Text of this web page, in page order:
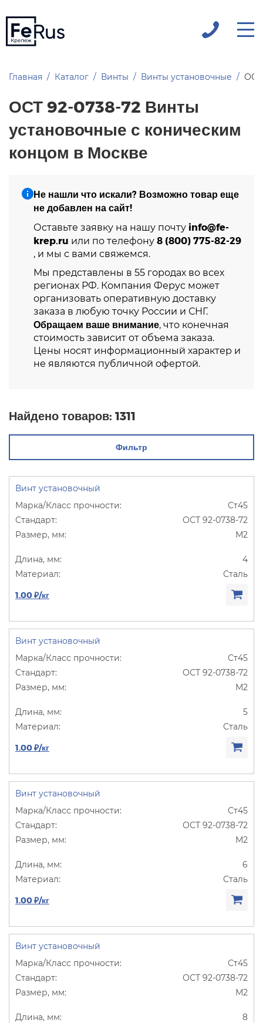
Главная Каталог Винты Винты установочные ОСТ
ОСТ 92-0738-72 Винты
установочные с коническим
концом в Москве
Не нашли что искали? Возможно товар еще
не добавлен на сайт!
Оставьте заявку на нашу почту info@fe-
krep.ru или по телефону 8 (800) 775-82-29
, и мы с вами свяжемся.
Мы представлены в 55 городах во всех
регионах РФ. Компания Ферус может
организовать оперативную доставку
заказа в любую точку России и СНГ.
Обращаем ваше внимание, что конечная
стоимость зависит от объема заказа.
Цены носят информационный характер и
не являются публичной офертой.
Найдено товаров: 1311
Фильтр
Винт установочный
Ст45
ОСТ 92-0738-72
М2
4
Сталь
1.00 ₽/кг
Винт установочный
Ст45
ОСТ 92-0738-72
М2
5
Сталь
1.00 ₽/кг
Винт установочный
Ст45
ОСТ 92-0738-72
М2
6
Сталь
1.00 ₽/кг
Винт установочный
Ст45
ОСТ 92-0738-72
М2
8